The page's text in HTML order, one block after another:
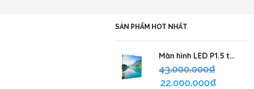
SẢN PHẨM HOT NHẤT
Màn hình LED P1.5 trong nhà
43.000.000₫
22.000.000₫